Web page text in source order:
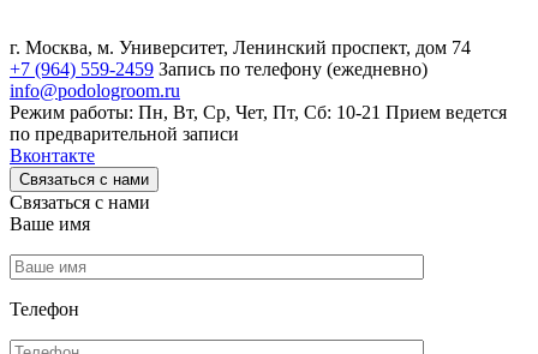
г. Москва, м. Университет, Ленинский проспект, дом 74
+7 (964) 559-2459 Запись по телефону (ежедневно)
info@podologroom.ru
Режим работы: Пн, Вт, Ср, Чет, Пт, Сб: 10-21 Прием ведется
по предварительной записи
Вконтакте
Связаться с нами
Связаться с нами
Ваше имя
Телефон